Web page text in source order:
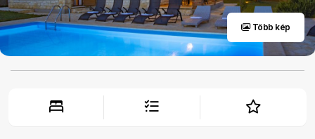
Több kép